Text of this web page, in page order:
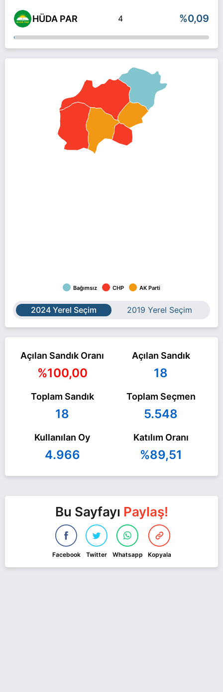
HÜDA PAR 4 %0,09
Bağımsız CHP AK Parti
2024 Yerel Seçim 2019 Yerel Seçim
Açılan Sandık Oranı
%100,00
Açılan Sandık
18
Toplam Sandık
18
Toplam Seçmen
5.548
Kullanılan Oy
4.966
Katılım Oranı
%89,51
Bu Sayfayı Paylaş!
Facebook Twitter Whatsapp Kopyala